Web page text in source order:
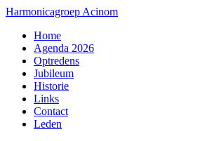
Harmonicagroep Acinom
Home
Agenda 2026
Optredens
Jubileum
Historie
Links
Contact
Leden